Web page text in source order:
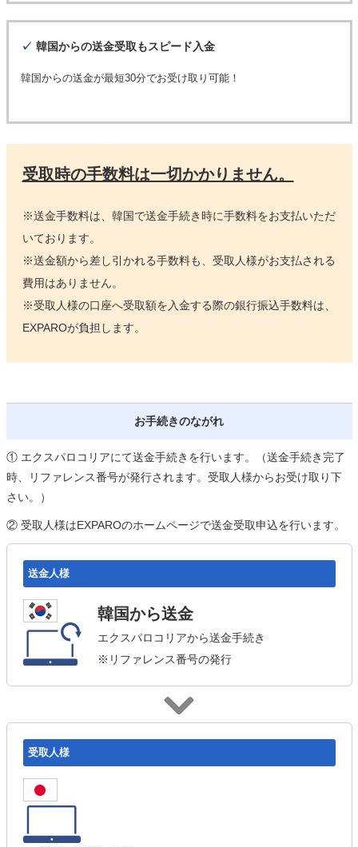
✓ 韓国からの送金受取もスピード入金
韓国からの送金が最短30分でお受け取り可能！
受取時の手数料は一切かかりません。
※送金手数料は、韓国で送金手続き時に手数料をお支払いただ
いております。
※送金額から差し引かれる手数料も、受取人様がお支払される
費用はありません。
※受取人様の口座へ受取額を入金する際の銀行振込手数料は、
EXPAROが負担します。
お手続きのながれ
① エクスパロコリアにて送金手続きを行います。（送金手続き完了
時、リファレンス番号が発行されます。受取人様からお受け取り下
さい。）
② 受取人様はEXPAROのホームページで送金受取申込を行います。
送金人様
韓国から送金
エクスパロコリアから送金手続き
※リファレンス番号の発行
受取人様